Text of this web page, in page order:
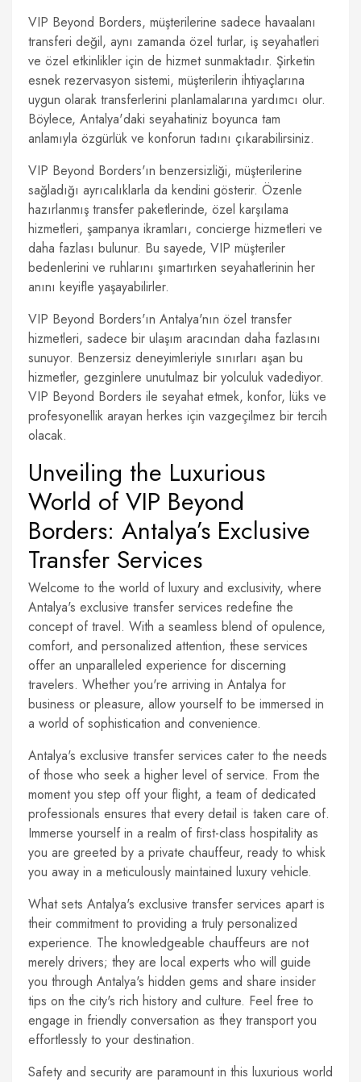
VIP Beyond Borders, müşterilerine sadece havaalanı
transferi değil, aynı zamanda özel turlar, iş seyahatleri
ve özel etkinlikler için de hizmet sunmaktadır. Şirketin
esnek rezervasyon sistemi, müşterilerin ihtiyaçlarına
uygun olarak transferlerini planlamalarına yardımcı olur.
Böylece, Antalya'daki seyahatiniz boyunca tam
anlamıyla özgürlük ve konforun tadını çıkarabilirsiniz.
VIP Beyond Borders'ın benzersizliği, müşterilerine
sağladığı ayrıcalıklarla da kendini gösterir. Özenle
hazırlanmış transfer paketlerinde, özel karşılama
hizmetleri, şampanya ikramları, concierge hizmetleri ve
daha fazlası bulunur. Bu sayede, VIP müşteriler
bedenlerini ve ruhlarını şımartırken seyahatlerinin her
anını keyifle yaşayabilirler.
VIP Beyond Borders'ın Antalya'nın özel transfer
hizmetleri, sadece bir ulaşım aracından daha fazlasını
sunuyor. Benzersiz deneyimleriyle sınırları aşan bu
hizmetler, gezginlere unutulmaz bir yolculuk vadediyor.
VIP Beyond Borders ile seyahat etmek, konfor, lüks ve
profesyonellik arayan herkes için vazgeçilmez bir tercih
olacak.
Unveiling the Luxurious
World of VIP Beyond
Borders: Antalya’s Exclusive
Transfer Services
Welcome to the world of luxury and exclusivity, where
Antalya's exclusive transfer services redefine the
concept of travel. With a seamless blend of opulence,
comfort, and personalized attention, these services
offer an unparalleled experience for discerning
travelers. Whether you're arriving in Antalya for
business or pleasure, allow yourself to be immersed in
a world of sophistication and convenience.
Antalya's exclusive transfer services cater to the needs
of those who seek a higher level of service. From the
moment you step off your flight, a team of dedicated
professionals ensures that every detail is taken care of.
Immerse yourself in a realm of first-class hospitality as
you are greeted by a private chauffeur, ready to whisk
you away in a meticulously maintained luxury vehicle.
What sets Antalya's exclusive transfer services apart is
their commitment to providing a truly personalized
experience. The knowledgeable chauffeurs are not
merely drivers; they are local experts who will guide
you through Antalya's hidden gems and share insider
tips on the city's rich history and culture. Feel free to
engage in friendly conversation as they transport you
effortlessly to your destination.
Safety and security are paramount in this luxurious world